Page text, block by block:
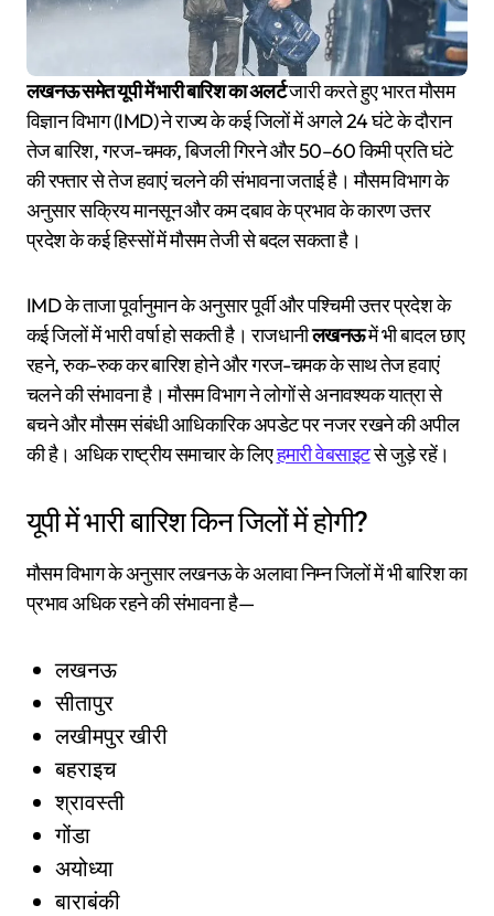
लखनऊ समेत यूपी में भारी बारिश का अलर्टजारी करते हुए भारत मौसम
विज्ञान विभाग (IMD) ने राज्य के कई जिलों में अगले 24 घंटे के दौरान
तेज बारिश, गरज-चमक, बिजली गिरने और 50–60 किमी प्रति घंटे
की रफ्तार से तेज हवाएं चलने की संभावना जताई है। मौसम विभाग के
अनुसार सक्रिय मानसून और कम दबाव के प्रभाव के कारण उत्तर
प्रदेश के कई हिस्सों में मौसम तेजी से बदल सकता है।
IMD के ताजा पूर्वानुमान के अनुसार पूर्वी और पश्चिमी उत्तर प्रदेश के
कई जिलों में भारी वर्षा हो सकती है। राजधानीलखनऊमें भी बादल छाए
रहने, रुक-रुक कर बारिश होने और गरज-चमक के साथ तेज हवाएं
चलने की संभावना है। मौसम विभाग ने लोगों से अनावश्यक यात्रा से
बचने और मौसम संबंधी आधिकारिक अपडेट पर नजर रखने की अपील
की है। अधिक राष्ट्रीय समाचार के लिएहमारी वेबसाइटसे जुड़े रहें।
यूपी में भारी बारिश किन जिलों में होगी?
मौसम विभाग के अनुसार लखनऊ के अलावा निम्न जिलों में भी बारिश का
प्रभाव अधिक रहने की संभावना है—
लखनऊ
सीतापुर
लखीमपुर खीरी
बहराइच
श्रावस्ती
गोंडा
अयोध्या
बाराबंकी